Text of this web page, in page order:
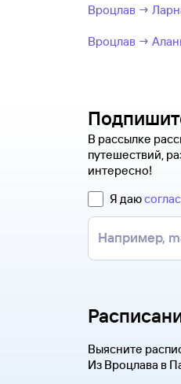
Вроцлав →
Вроцлав →
В рассылке
путешествий,
интересно!
Я даю
Выясните
Из Вроцлава в